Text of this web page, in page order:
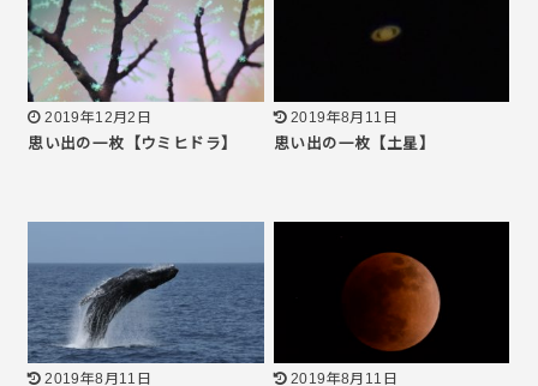
2019年12月2日
思い出の一枚【ウミヒドラ】
2019年8月11日
思い出の一枚【土星】
2019年8月11日 2019年8月11日